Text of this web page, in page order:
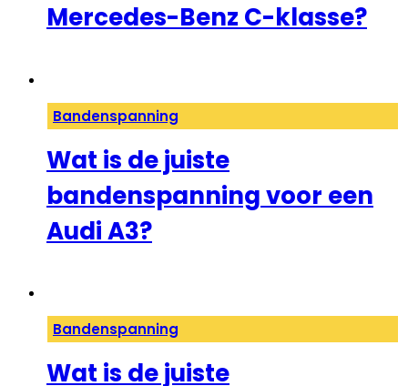
Mercedes-Benz C-klasse?
Bandenspanning
Wat is de juiste
bandenspanning voor een
Audi A3?
Bandenspanning
Wat is de juiste